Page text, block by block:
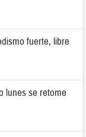
fuerte, libre
lunes se retome